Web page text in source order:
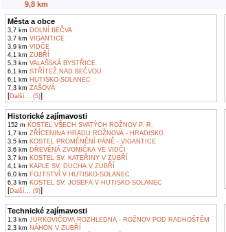
9,8 km
Města a obce
3,7 km DOLNÍ BEČVA
3,7 km VIGANTICE
3,9 km VIDČE
4,1 km ZUBŘÍ
5,3 km VALAŠSKÁ BYSTŘICE
6,1 km STŘÍTEŽ NAD BEČVOU
6,1 km HUTISKO-SOLANEC
7,3 km ZAŠOVÁ
[Další... (5)]
Historické zajímavosti
152 m KOSTEL VŠECH SVATÝCH ROŽNOV P. R.
1,7 km ZŘÍCENINA HRADU ROŽNOVA - HRADISKO
3,5 km KOSTEL PROMĚNĚNÍ PÁNĚ - VIGANTICE
3,6 km DŘEVĚNÁ ZVONIČKA VE VIDČI
3,7 km KOSTEL SV. KATEŘINY V ZUBŘÍ
4,1 km KAPLE SV. DUCHA V ZUBŘÍ
6,0 km FOJTSTVÍ V HUTISKO-SOLANEC
6,3 km KOSTEL SV. JOSEFA V HUTISKO-SOLANEC
[Další... (9)]
Technické zajímavosti
1,3 km JURKOVIČOVA ROZHLEDNA - ROŽNOV POD RADHOŠTĚM
2,3 km NÁHON V ZUBŘÍ